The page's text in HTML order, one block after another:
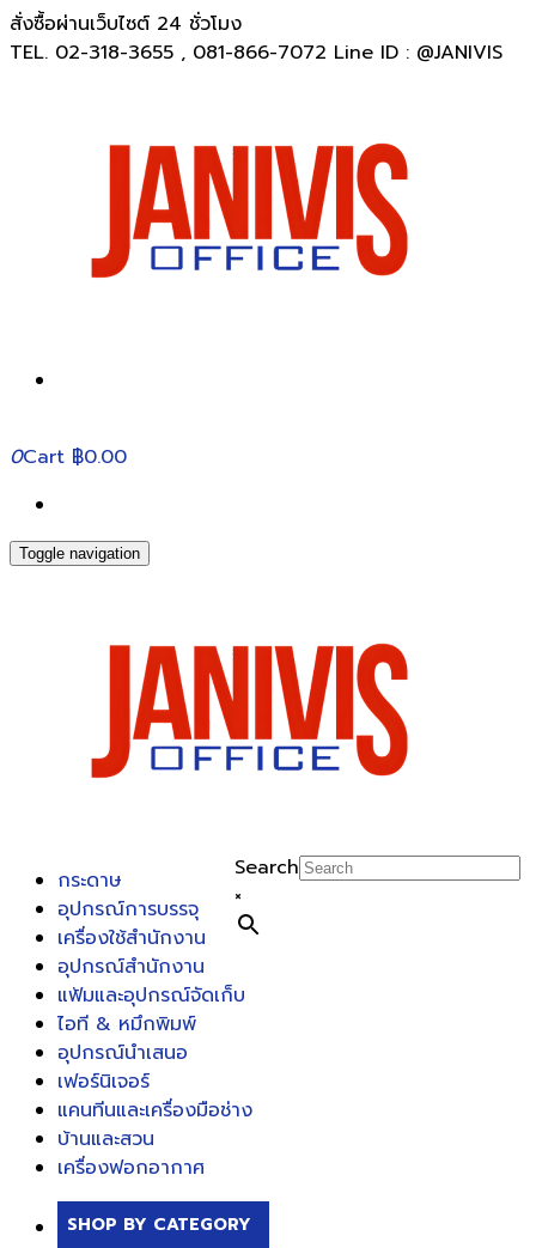
สั่งซื้อผ่านเว็บไซต์ 24 ชั่วโมง
TEL. 02-318-3655 , 081-866-7072 Line ID : @JANIVIS
0Cart ฿0.00
Toggle navigation
Search
×
กระดาษ
อุปกรณ์การบรรจุ
เครื่องใช้สำนักงาน
อุปกรณ์สำนักงาน
แฟ้มและอุปกรณ์จัดเก็บ
ไอที & หมึกพิมพ์
อุปกรณ์นำเสนอ
เฟอร์นิเจอร์
แคนทีนและเครื่องมือช่าง
บ้านและสวน
เครื่องฟอกอากาศ
SHOP BY CATEGORY